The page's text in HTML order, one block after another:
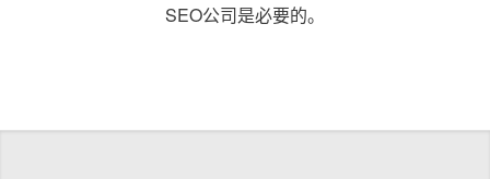
SEO公司是必要的。